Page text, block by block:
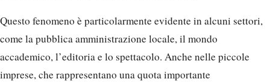
Questo fenomeno è particolarmente evidente in alcuni settori,
come la pubblica amministrazione locale, il mondo
accademico, l’editoria e lo spettacolo. Anche nelle piccole
imprese, che rappresentano una quota importante